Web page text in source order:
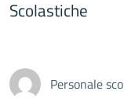
Scolastiche
Personale